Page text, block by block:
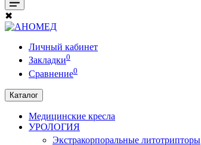
✖
Личный кабинет
Закладки0
Сравнение0
Каталог
Медицинские кресла
УРОЛОГИЯ
Экстракорпоральные литотрипторы